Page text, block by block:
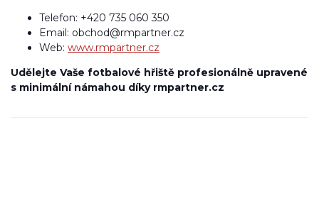
Telefon: +420 735 060 350
Email: obchod@rmpartner.cz
Web: www.rmpartner.cz
Udělejte Vaše fotbalové hřiště profesionálně upravené
s minimální námahou díky rmpartner.cz